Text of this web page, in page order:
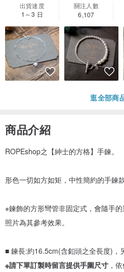
出貨速度
1～3 日
關注人數
6,107
逛全部商
商品介紹
ROPEshop之【紳士的方格】手鍊。
形色一切如方如矩，中性簡約的手鍊
※鍊飾的方形彎管非固定式，會隨手的
照片為其參考效果。
■ 鍊長:約16.5cm(含釦頭之全長度)，
※請下單訂製時留言提供手圍尺寸 ，